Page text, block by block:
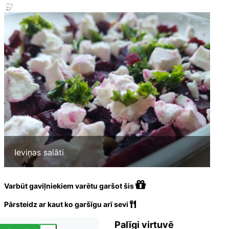
Ieviņas salāti
Varbūt gaviļniekiem varētu garšot šis
Pārsteidz ar kaut ko garšīgu arī sevi
Palīgi virtuvē